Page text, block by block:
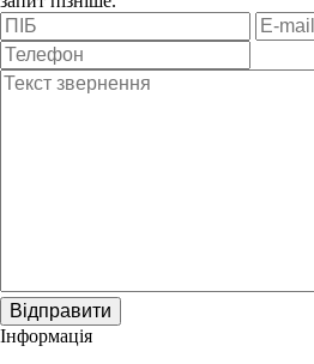
Відправити
Інформація